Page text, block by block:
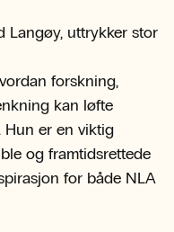
Langøy, uttrykker stor
forskning,
kan løfte
Hun er en viktig
og framtidsrettede
for både NLA